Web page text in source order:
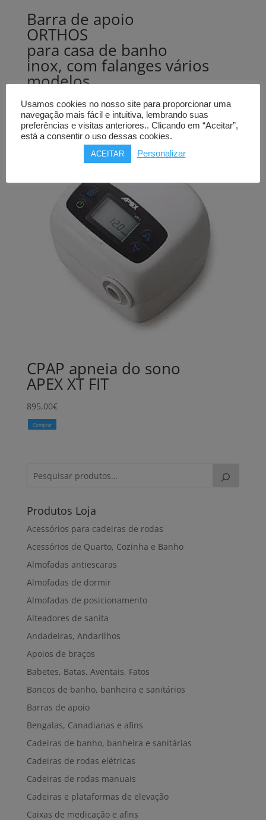
Barra de apoio
ORTHOS
para casa de banho
inox, com falanges vários
modelos
72,00€ – 87,00€ Price
range:
72,00€
through
87,00€
CPAP apneia do sono
APEX XT FIT
895,00€
Comprar
Produtos Loja
Acessórios para cadeiras de rodas
Acessórios de Quarto, Cozinha e Banho
Almofadas antiescaras
Almofadas de dormir
Almofadas de posicionamento
Alteadores de sanita
Andadeiras, Andarilhos
Apoios de braços
Babetes, Batas, Aventais, Fatos
Bancos de banho, banheira e sanitários
Barras de apoio
Bengalas, Canadianas e afins
Cadeiras de banho, banheira e sanitárias
Cadeiras de rodas elétricas
Cadeiras de rodas manuais
Cadeiras e plataformas de elevação
Caixas de medicação e afins
Usamos cookies no nosso site para proporcionar uma
navegação mais fácil e intuitiva, lembrando suas
preferências e visitas anteriores.. Clicando em “Aceitar”,
está a consentir o uso dessas cookies.
ACEITAR Personalizar